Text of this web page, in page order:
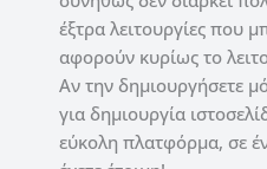
έξτρα λειτουργίες που
αφορούν κυρίως το
Αν την δημιουργήσετε
για δημιουργία
εύκολη πλατφόρμα, σε